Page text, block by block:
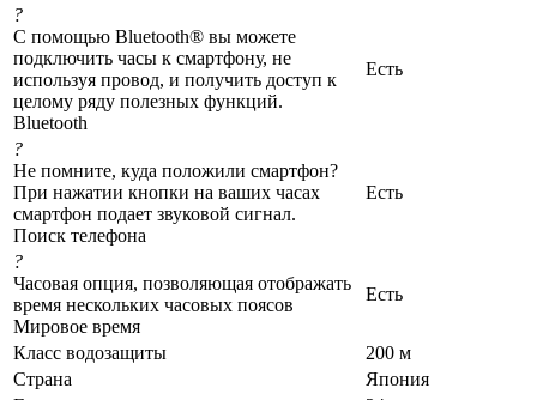
?
С помощью Bluetooth® вы можете
подключить часы к смартфону, не
используя провод, и получить доступ к
целому ряду полезных функций.
Bluetooth
Есть
?
Не помните, куда положили смартфон?
При нажатии кнопки на ваших часах
смартфон подает звуковой сигнал.
Поиск телефона
Есть
?
Часовая опция, позволяющая отображать
время нескольких часовых поясов
Мировое время
Есть
Класс водозащиты
200 м
Страна
Япония